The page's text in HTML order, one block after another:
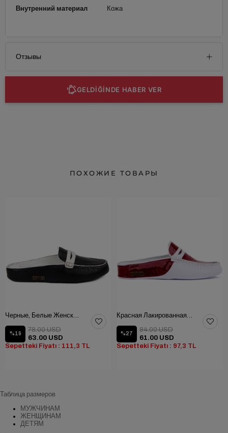
Внутренний материал Кожа
Отзывы
GELDİĞİNDE HABER VER
ПОХОЖИЕ ТОВАРЫ
%19
63.00 USD
78.00 USD
Sepetteki Fiyatı : 111,3 TL
%27
61.00 USD
84.00 USD
Sepetteki Fiyatı : 97,3 TL
Таблица размеров
МУЖЧИНАМ
ЖЕНЩИНАМ
ДЕТЯМ